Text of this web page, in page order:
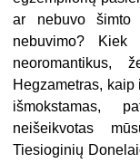
ar nebuvo šimto
nebuvimo?
neoromantikus,
Hegzametras,
išmokstamas,
neišeikvotas
Tiesioginių